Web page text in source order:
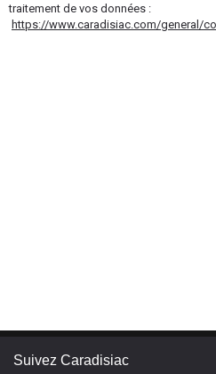
traitement de vos données :
https://www.caradisiac.com/general/
Suivez Caradisiac